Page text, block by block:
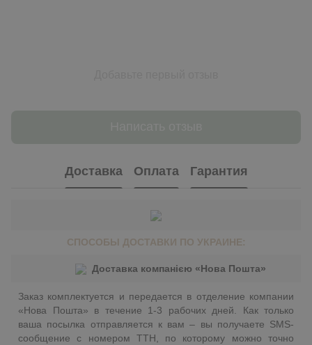
Доставка Оплата Гарантия
СПОСОБЫ ДОСТАВКИ ПО УКРАИНЕ:
Доставка компанією «Нова Пошта»
Заказ комплектуется и передается в отделение компании
«Нова Пошта» в течение 1-3 рабочих дней. Как только
ваша посылка отправляется к вам – вы получаете SMS-
сообщение с номером ТТН, по которому можно точно